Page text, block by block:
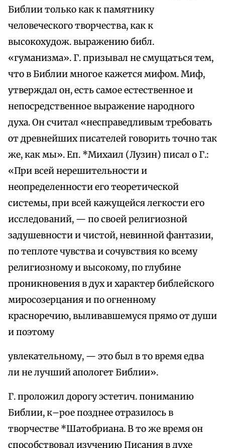
Библии только как к памятнику
человеческого творчества, как к
высокохудож. выражению библ.
«гуманизма». Г. призывал не смущаться тем,
что в Библии многое кажется мифом. Миф,
утверждал он, есть самое естественное и
непосредственное выражение народного
духа. Он считал «несправедливым требовать
от древнейших писателей говорить точно так
же, как мы». Еп. *Михаил (Лузин) писал о Г.:
«При всей нерешительности и
неопределенности его теоретической
системы, при всей кажущейся легкости его
исследований, — по своей религиозной
задушевности и чистой, невинной фантазии,
по теплоте чувства и сочувствия ко всему
религиозному и высокому, по глубине
проникновения в дух и характер библейского
миросозерцания и по огненному
красноречию, выливавшемуся прямо от души
и поэтому
увлекательному, — это был в то время едва
ли не лучший апологет Библии».
Г. проложил дорогу эстетич. пониманию
Библии, к–рое позднее отразилось в
творчестве *Шатобриана. В то же время он
способствовал изучению Писания в духе